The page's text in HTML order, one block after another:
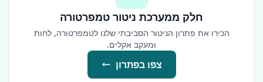
חלק ממערכת ניטור טמפרטורה
הכירו את פתרון הניטור הסביבתי שלנו לטמפרטורה, לחות
ומעקב אקלים.
צפו בפתרון